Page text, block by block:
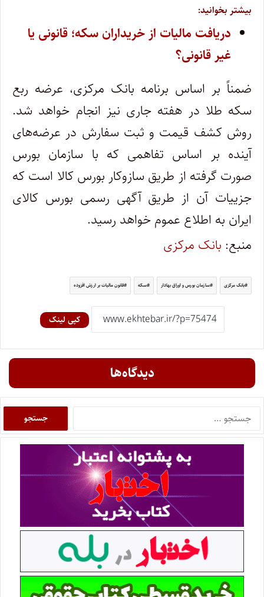
بیشتر بخوانید:
دریافت مالیات از خریداران سکه؛ قانونی یا
غیر قانونی؟
ضمناً بر اساس برنامه بانک مرکزی، عرضه ربع
سکه طلا در هفته‌ جاری نیز انجام خواهد شد.
روش کشف قیمت و ثبت سفارش در عرضه‌های
آینده بر اساس تفاهمی که با سازمان بورس
صورت گرفته از طریق سازوکار بورس کالا است که
جزییات آن از طریق آگهی رسمی بورس کالای
ایران به اطلاع عموم خواهد رسید.
منبع: بانک مرکزی
بانک مرکزی سازمان بورس و اوراق بهادار سکه قانون مالیات بر ارزش افزوده
کپی لینک
دیدگاه‌ها